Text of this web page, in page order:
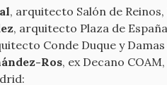
, arquitecto Salón de Reinos,
, arquitecto Plaza de España
Conde Duque y
Ros, ex Decano